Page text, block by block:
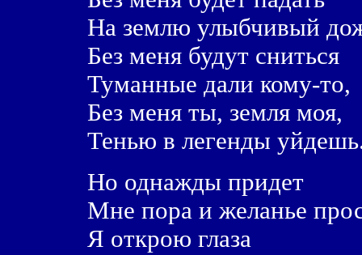
На землю улыбчивый
Без меня будут сниться
Туманные дали кому-то,
Без меня ты, земля моя,
Тенью в легенды
Но однажды придет
Мне пора и желанье
Я открою глаза